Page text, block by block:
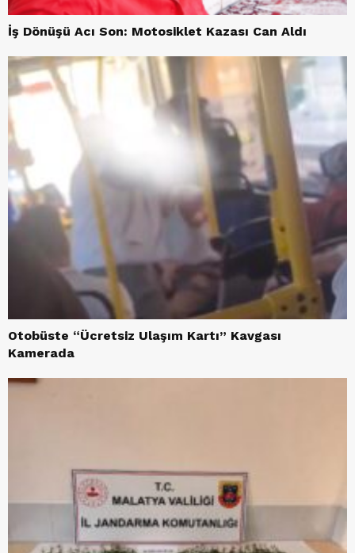
İş Dönüşü Acı Son: Motosiklet Kazası Can Aldı
Otobüste “Ücretsiz Ulaşım Kartı” Kavgası
Kamerada